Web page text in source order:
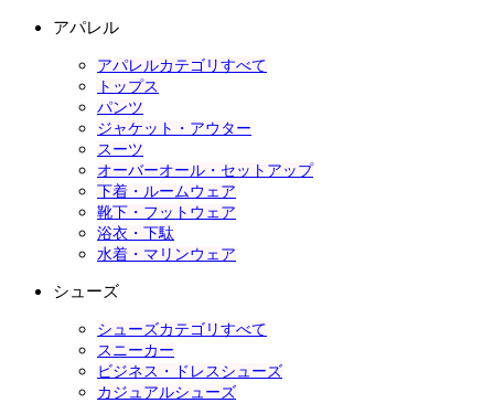
アパレル
アパレルカテゴリすべて
トップス
パンツ
ジャケット・アウター
スーツ
オーバーオール・セットアップ
下着・ルームウェア
靴下・フットウェア
浴衣・下駄
水着・マリンウェア
シューズ
シューズカテゴリすべて
スニーカー
ビジネス・ドレスシューズ
カジュアルシューズ